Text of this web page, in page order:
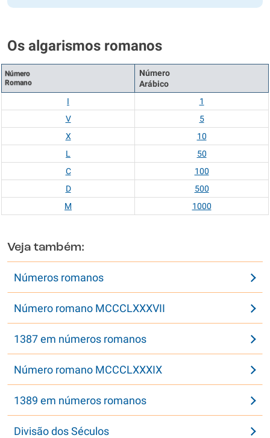
Os algarismos romanos
Número
Romano
Número
Arábico
I
1
V
5
X
10
L
50
C
100
D
500
M
1000
Veja também:
Números romanos
Número romano MCCCLXXXVII
1387 em números romanos
Número romano MCCCLXXXIX
1389 em números romanos
Divisão dos Séculos